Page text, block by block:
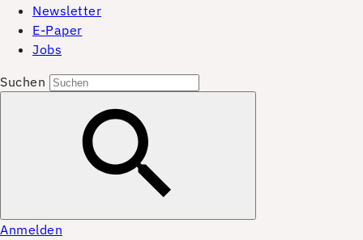
Newsletter
E-Paper
Jobs
Suchen
Anmelden